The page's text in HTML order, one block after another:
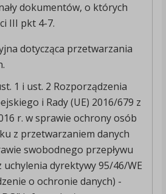
dokumentów, o których
III pkt 4-7.
dotycząca przetwarzania
1 i ust. 2 Rozporządzenia
i Rady (UE) 2016/679 z
r. w sprawie ochrony osób
z przetwarzaniem danych
swobodnego przepływu
dyrektywy 95/46/WE
o ochronie danych) -